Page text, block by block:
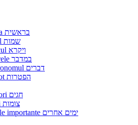
Geneza בראשית
Exodul שמות
Leviticul ויקרא
Numerele במדבר
Deuteronomul דברים
Haftarot הפטרות
Sărbători חגים
Posturi צומות
Alte zile importante ימים אחרים